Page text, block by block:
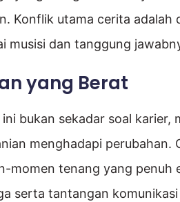
Konflik utama cerita adalah
musisi dan tanggung
yang Berat
ini bukan sekadar soal
menghadapi perubahan.
momen tenang yang penuh
serta tantangan